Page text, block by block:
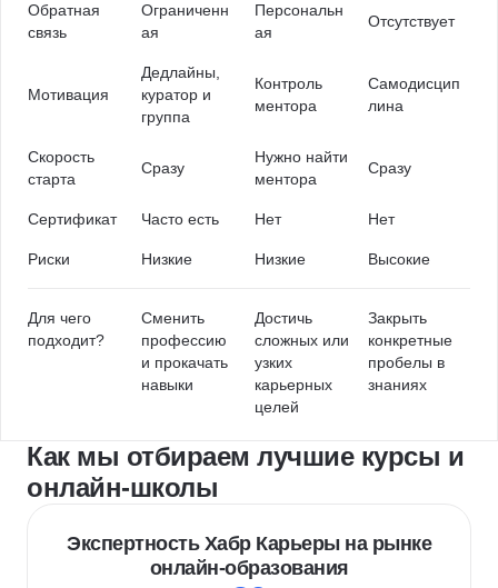
Обратная
связь
Ограниченн
ая
Персональн
ая
Отсутствует
Мотивация
Дедлайны,
куратор и
группа
Контроль
ментора
Самодисцип
лина
Скорость
старта
Сразу
Нужно найти
ментора
Сразу
Сертификат Часто есть Нет Нет
Риски Низкие Низкие Высокие
Для чего
подходит?
Сменить
профессию
и прокачать
навыки
Достичь
сложных или
узких
карьерных
целей
Закрыть
конкретные
пробелы в
знаниях
Как мы отбираем лучшие курсы и
онлайн-школы
Экспертность Хабр Карьеры на рынке
онлайн-образования